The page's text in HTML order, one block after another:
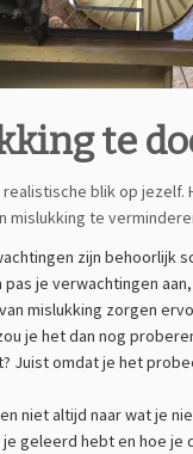
te
blik op
te
zijn behoorlijk
je verwachtingen
mislukking zorgen
je het dan nog
Juist omdat je het
niet altijd naar wat je
geleerd hebt en hoe